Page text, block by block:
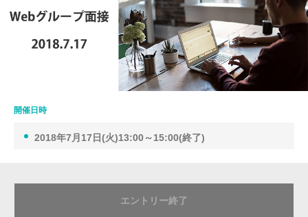
開催日時
2018年7月17日(火)13:00～15:00(終了)
エントリー終了